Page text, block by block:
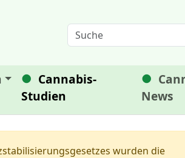
Cannabis-
Studien
News
wurden die